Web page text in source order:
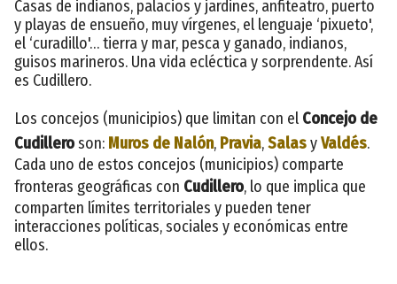
Casas de indianos, palacios y jardines, anfiteatro, puerto
y playas de ensueño, muy vírgenes, el lenguaje ‘pixueto',
el ‘curadillo'… tierra y mar, pesca y ganado, indianos,
guisos marineros. Una vida ecléctica y sorprendente. Así
es Cudillero.
Los concejos (municipios) que limitan con el Concejo de
Cudilleroson: Muros de Nalón, Pravia,SalasyValdés.
Cada uno de estos concejos (municipios) comparte
fronteras geográficas con Cudillero, lo que implica que
comparten límites territoriales y pueden tener
interacciones políticas, sociales y económicas entre
ellos.